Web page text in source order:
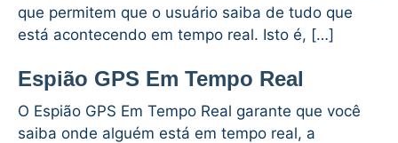
que permitem que o usuário saiba de tudo que
está acontecendo em tempo real. Isto é, […]
Espião GPS Em Tempo Real
O Espião GPS Em Tempo Real garante que você
saiba onde alguém está em tempo real, a